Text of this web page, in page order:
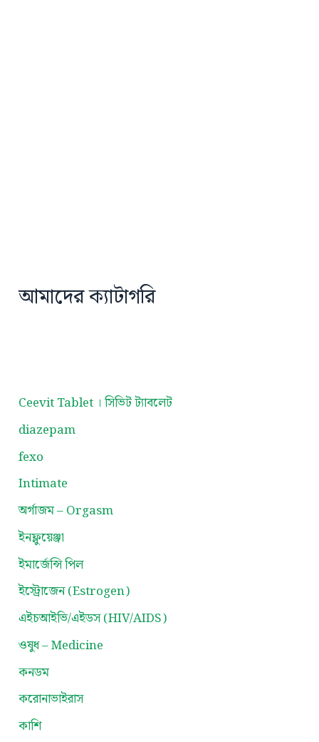
আমাদের ক্যাটাগরি
Ceevit Tablet । সিভিট ট্যাবলেট
diazepam
fexo
Intimate
অর্গাজম – Orgasm
ইনফ্লুয়েঞ্জা
ইমার্জেন্সি পিল
ইস্ট্রোজেন (Estrogen)
এইচআইভি/এইডস (HIV/AIDS)
ওষুধ – Medicine
কনডম
করোনাভাইরাস
কাশি